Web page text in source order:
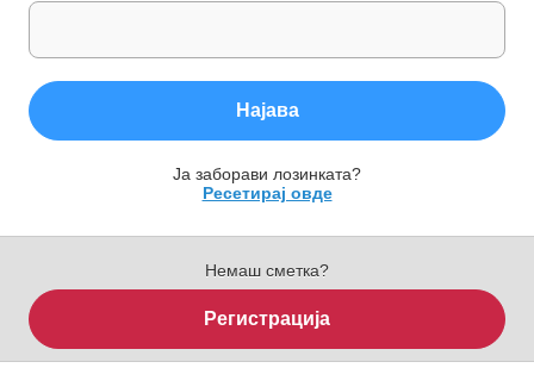
Најава
Ја заборави лозинката?
Ресетирај овде
Немаш сметка?
Регистрација